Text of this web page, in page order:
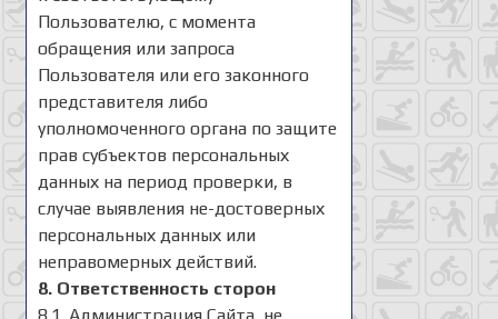
Пользователю, с момента
обращения или запроса
Пользователя или его законного
представителя либо
уполномоченного органа по защите
прав субъектов персональных
данных на период проверки, в
случае выявления не-достоверных
персональных данных или
неправомерных действий.
8. Ответственность сторон